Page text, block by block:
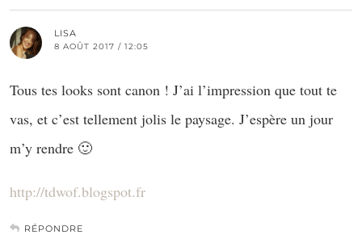
LISA
8 AOÛT 2017 / 12:05
Tous tes looks sont canon ! J’ai l’impression que tout te
vas, et c’est tellement jolis le paysage. J’espère un jour
m’y rendre 🙂
http://tdwof.blogspot.fr
RÉPONDRE